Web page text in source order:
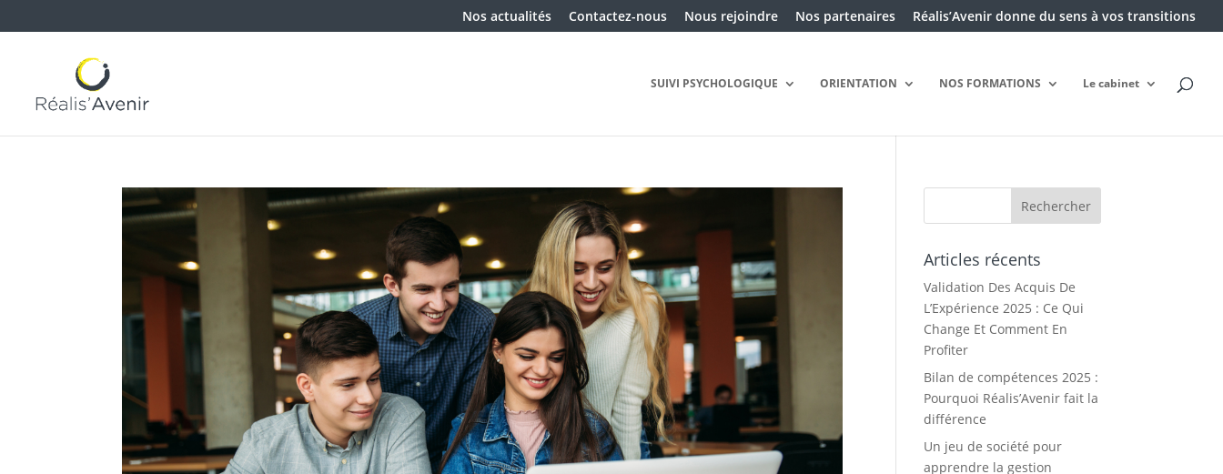
Nos actualités Contactez-nous Nous rejoindre Nos partenaires Réalis’Avenir donne du sens à vos transitions
SUIVI PSYCHOLOGIQUE ORIENTATION NOS FORMATIONS Le cabinet
Articles récents
Validation Des Acquis De
L’Expérience 2025 : Ce Qui
Change Et Comment En
Profiter
Bilan de compétences 2025 :
Pourquoi Réalis’Avenir fait la
différence
Un jeu de société pour
apprendre la gestion